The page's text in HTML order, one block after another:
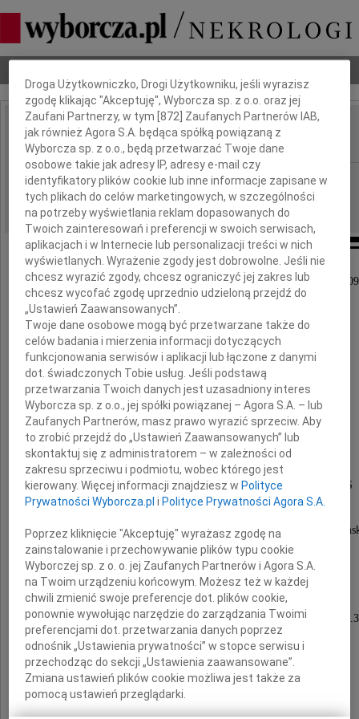
IMIĘ I NAZWISKO: Lucjan Bokiniec
REGION: Gdańsk
DATA EMISJI: 02.09.2009
Z głębokim żalem zawiadamiamy, iż 30 sierpnia
Lucjan Bokiniec
wybitny animator kultury
wieloletni działacz i członek honorowy GTPS
twórca i pierwszy dyrektor
Festiwalu Polskich Filmów Fabularnych w
Człowiek Wielkiego Serca.
Uroczystości pogrzebowe odbędą się
w czwartek 3 września 2009 roku o godzinie
w nowej kaplicy Cmentarza Srebrzysko
w Gdańsku-Wrzeszczu.
Dbamy o Twoją prywatność
Droga Użytkowniczko, Drogi Użytkowniku, jeśli wyrazisz
zgodę klikając "Akceptuję", Wyborcza sp. z o.o. oraz jej
Zaufani Partnerzy, w tym [872 ] Zaufanych Partnerów IAB,
jak również Agora S.A. będąca spółką powiązaną z
Wyborcza sp. z o.o., będą przetwarzać Twoje dane
osobowe takie jak adresy IP, adresy e-mail czy
identyfikatory plików cookie lub inne informacje zapisane w
tych plikach do celów marketingowych, w szczególności
na potrzeby wyświetlania reklam dopasowanych do
Twoich zainteresowań i preferencji w swoich serwisach,
aplikacjach i w Internecie lub personalizacji treści w nich
wyświetlanych. Wyrażenie zgody jest dobrowolne. Jeśli nie
chcesz wyrazić zgody, chcesz ograniczyć jej zakres lub
chcesz wycofać zgodę uprzednio udzieloną przejdź do
„Ustawień Zaawansowanych”.
Twoje dane osobowe mogą być przetwarzane także do
celów badania i mierzenia informacji dotyczących
funkcjonowania serwisów i aplikacji lub łączone z danymi
dot. świadczonych Tobie usług. Jeśli podstawą
przetwarzania Twoich danych jest uzasadniony interes
Wyborcza sp. z o.o., jej spółki powiązanej – Agora S.A. – lub
Zaufanych Partnerów, masz prawo wyrazić sprzeciw. Aby
to zrobić przejdź do „Ustawień Zaawansowanych” lub
skontaktuj się z administratorem – w zależności od
zakresu sprzeciwu i podmiotu, wobec którego jest
kierowany. Więcej informacji znajdziesz w Polityce
Prywatności Wyborcza.pl i Polityce Prywatności Agora S.A.
Poprzez kliknięcie "Akceptuję" wyrażasz zgodę na
zainstalowanie i przechowywanie plików typu cookie
Wyborczej sp. z o. o. jej Zaufanych Partnerów i Agora S.A.
na Twoim urządzeniu końcowym. Możesz też w każdej
chwili zmienić swoje preferencje dot. plików cookie,
ponownie wywołując narzędzie do zarządzania Twoimi
preferencjami dot. przetwarzania danych poprzez
odnośnik „Ustawienia prywatności” w stopce serwisu i
przechodząc do sekcji „Ustawienia zaawansowane”.
Zmiana ustawień plików cookie możliwa jest także za
pomocą ustawień przeglądarki.